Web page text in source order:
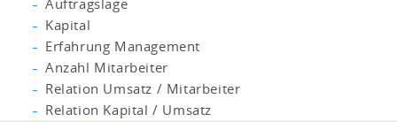
Auftragslage
Kapital
Erfahrung Management
Anzahl Mitarbeiter
Relation Umsatz / Mitarbeiter
Relation Kapital / Umsatz